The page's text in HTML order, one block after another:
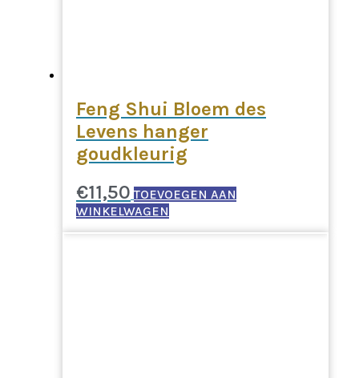
Feng Shui Bloem des
Levens hanger
goudkleurig
€11,50 TOEVOEGEN AAN
WINKELWAGEN